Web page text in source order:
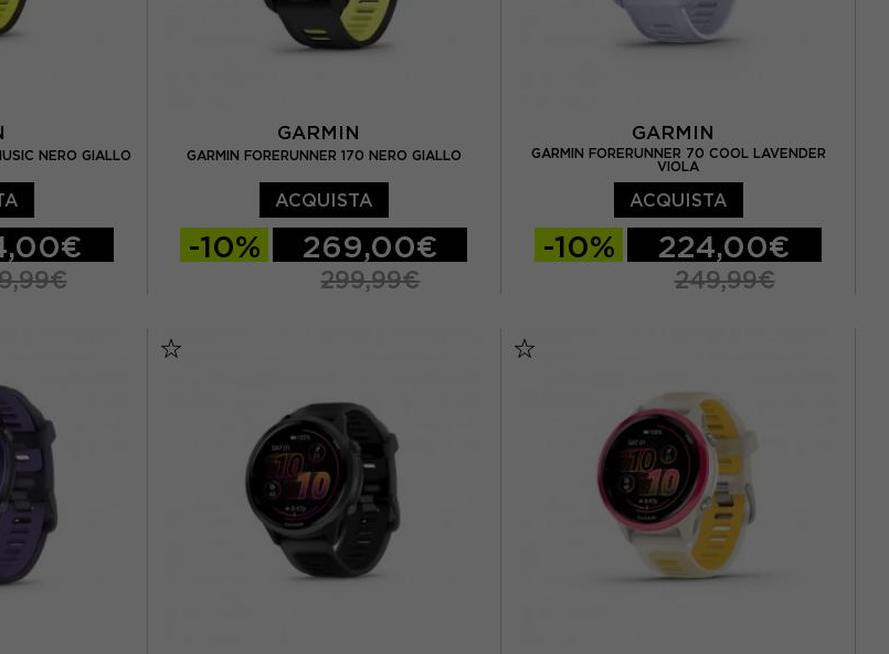
NERO GIALLO
GARMIN
GARMIN FORERUNNER 170 NERO GIALLO
ACQUISTA
-10% 269,00€
299,99€
GARMIN
GARMIN FORERUNNER 70 COOL LAVENDER
VIOLA
ACQUISTA
-10% 224,00€
249,99€